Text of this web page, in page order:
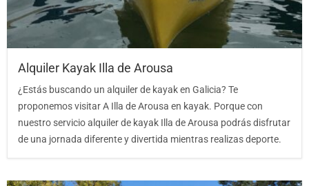
Alquiler Kayak Illa de Arousa
¿Estás buscando un alquiler de kayak en Galicia? Te
proponemos visitar A Illa de Arousa en kayak. Porque con
nuestro servicio alquiler de kayak Illa de Arousa podrás disfrutar
de una jornada diferente y divertida mientras realizas deporte.